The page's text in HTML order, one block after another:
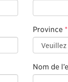
Province *
Nom de